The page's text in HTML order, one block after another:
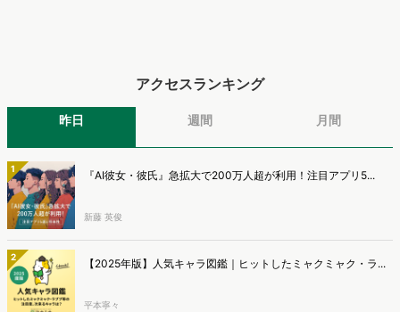
アクセスランキング
昨日 週間 月間
1 『AI彼女・彼氏』急拡大で200万人超が利用！注目アプリ5...
新藤 英俊
2 【2025年版】人気キャラ図鑑｜ヒットしたミャクミャク・ラ...
平本寧々